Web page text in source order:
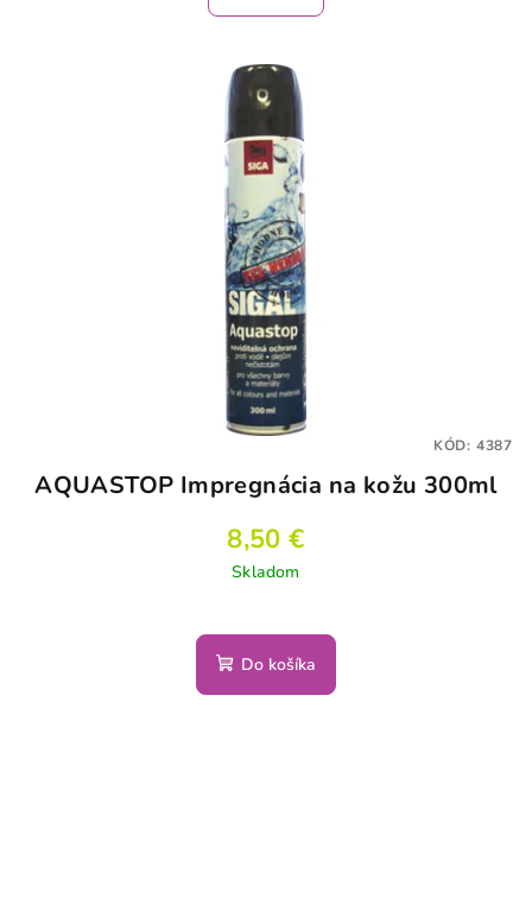
AQUASTOP Impregnácia na kožu 300ml
8,50 €
Skladom
Do košíka
KÓD: 4387